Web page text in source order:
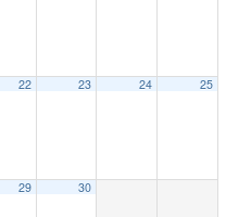
22 23 24 25
29 30